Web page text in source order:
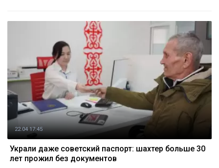
22.04 17:45
Украли даже советский паспорт: шахтер больше 30
лет прожил без документов